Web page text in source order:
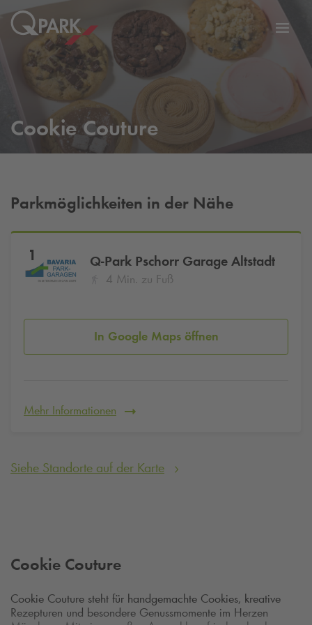
Zur
Cookie Couture
Parkmöglichkeiten in der Nähe
1 Q-Park Pschorr Garage Altstadt
4 Min. zu Fuß
In Google Maps öffnen
Mehr Informationen
Siehe Standorte auf der Karte
Cookie Couture
Cookie Couture steht für handgemachte Cookies, kreative
Rezepturen und besondere Genussmomente im Herzen